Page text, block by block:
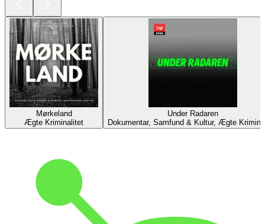
Mørkeland
Ægte Kriminalitet
Under Radaren
Dokumentar, Samfund & Kultur, Ægte